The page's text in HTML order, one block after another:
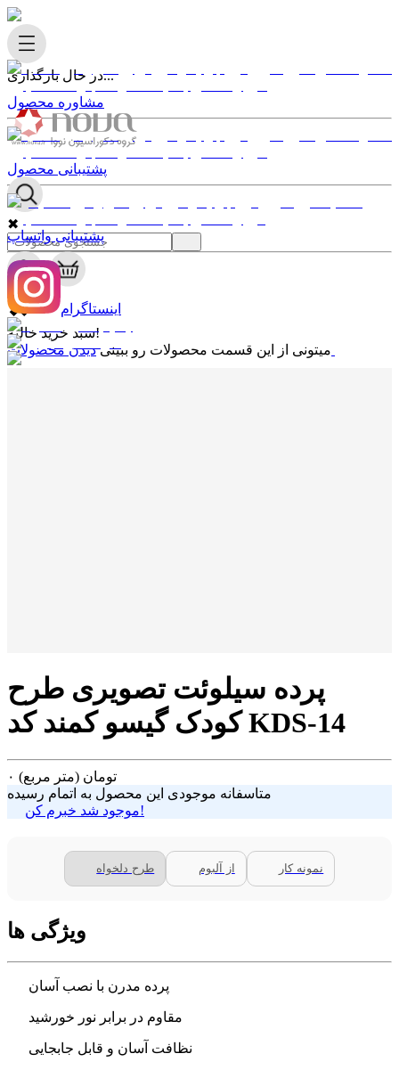
در حال بارگذاری...
✖
0
✖
سبد خرید خالیه!
میتونی از این قسمت محصولات رو ببینی
مشاوره محصول
پشتیبانی محصول
پشتیبانی واتساپ
اینستاگرام
پرده سیلوئت تصویری طرح
کودک گیسو کمند کد KDS-14
۰ تومان (متر مربع)
متاسفانه موجودی این محصول به اتمام رسیده
موجود شد خبرم کن!
طرح دلخواه از آلبوم نمونه کار
ویژگی ها
پرده مدرن با نصب آسان
مقاوم در برابر نور خورشید
نظافت آسان و قابل جابجایی